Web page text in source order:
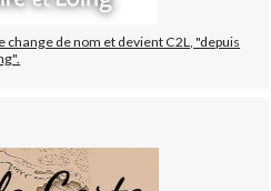
de nom et devient C2L, "depuis